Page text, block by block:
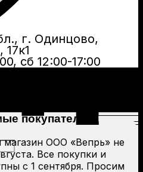
г. Одинцово,
сб 12:00-17:00
покупатели!
ООО «Вепрь» не
Все покупки и
с 1 сентября. Просим